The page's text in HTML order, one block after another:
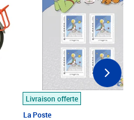
Livraison offerte
La Poste